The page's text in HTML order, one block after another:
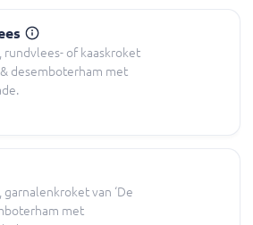
rundvlees- of kaaskroket
& desemboterham met
garnalenkroket van ‘De
met